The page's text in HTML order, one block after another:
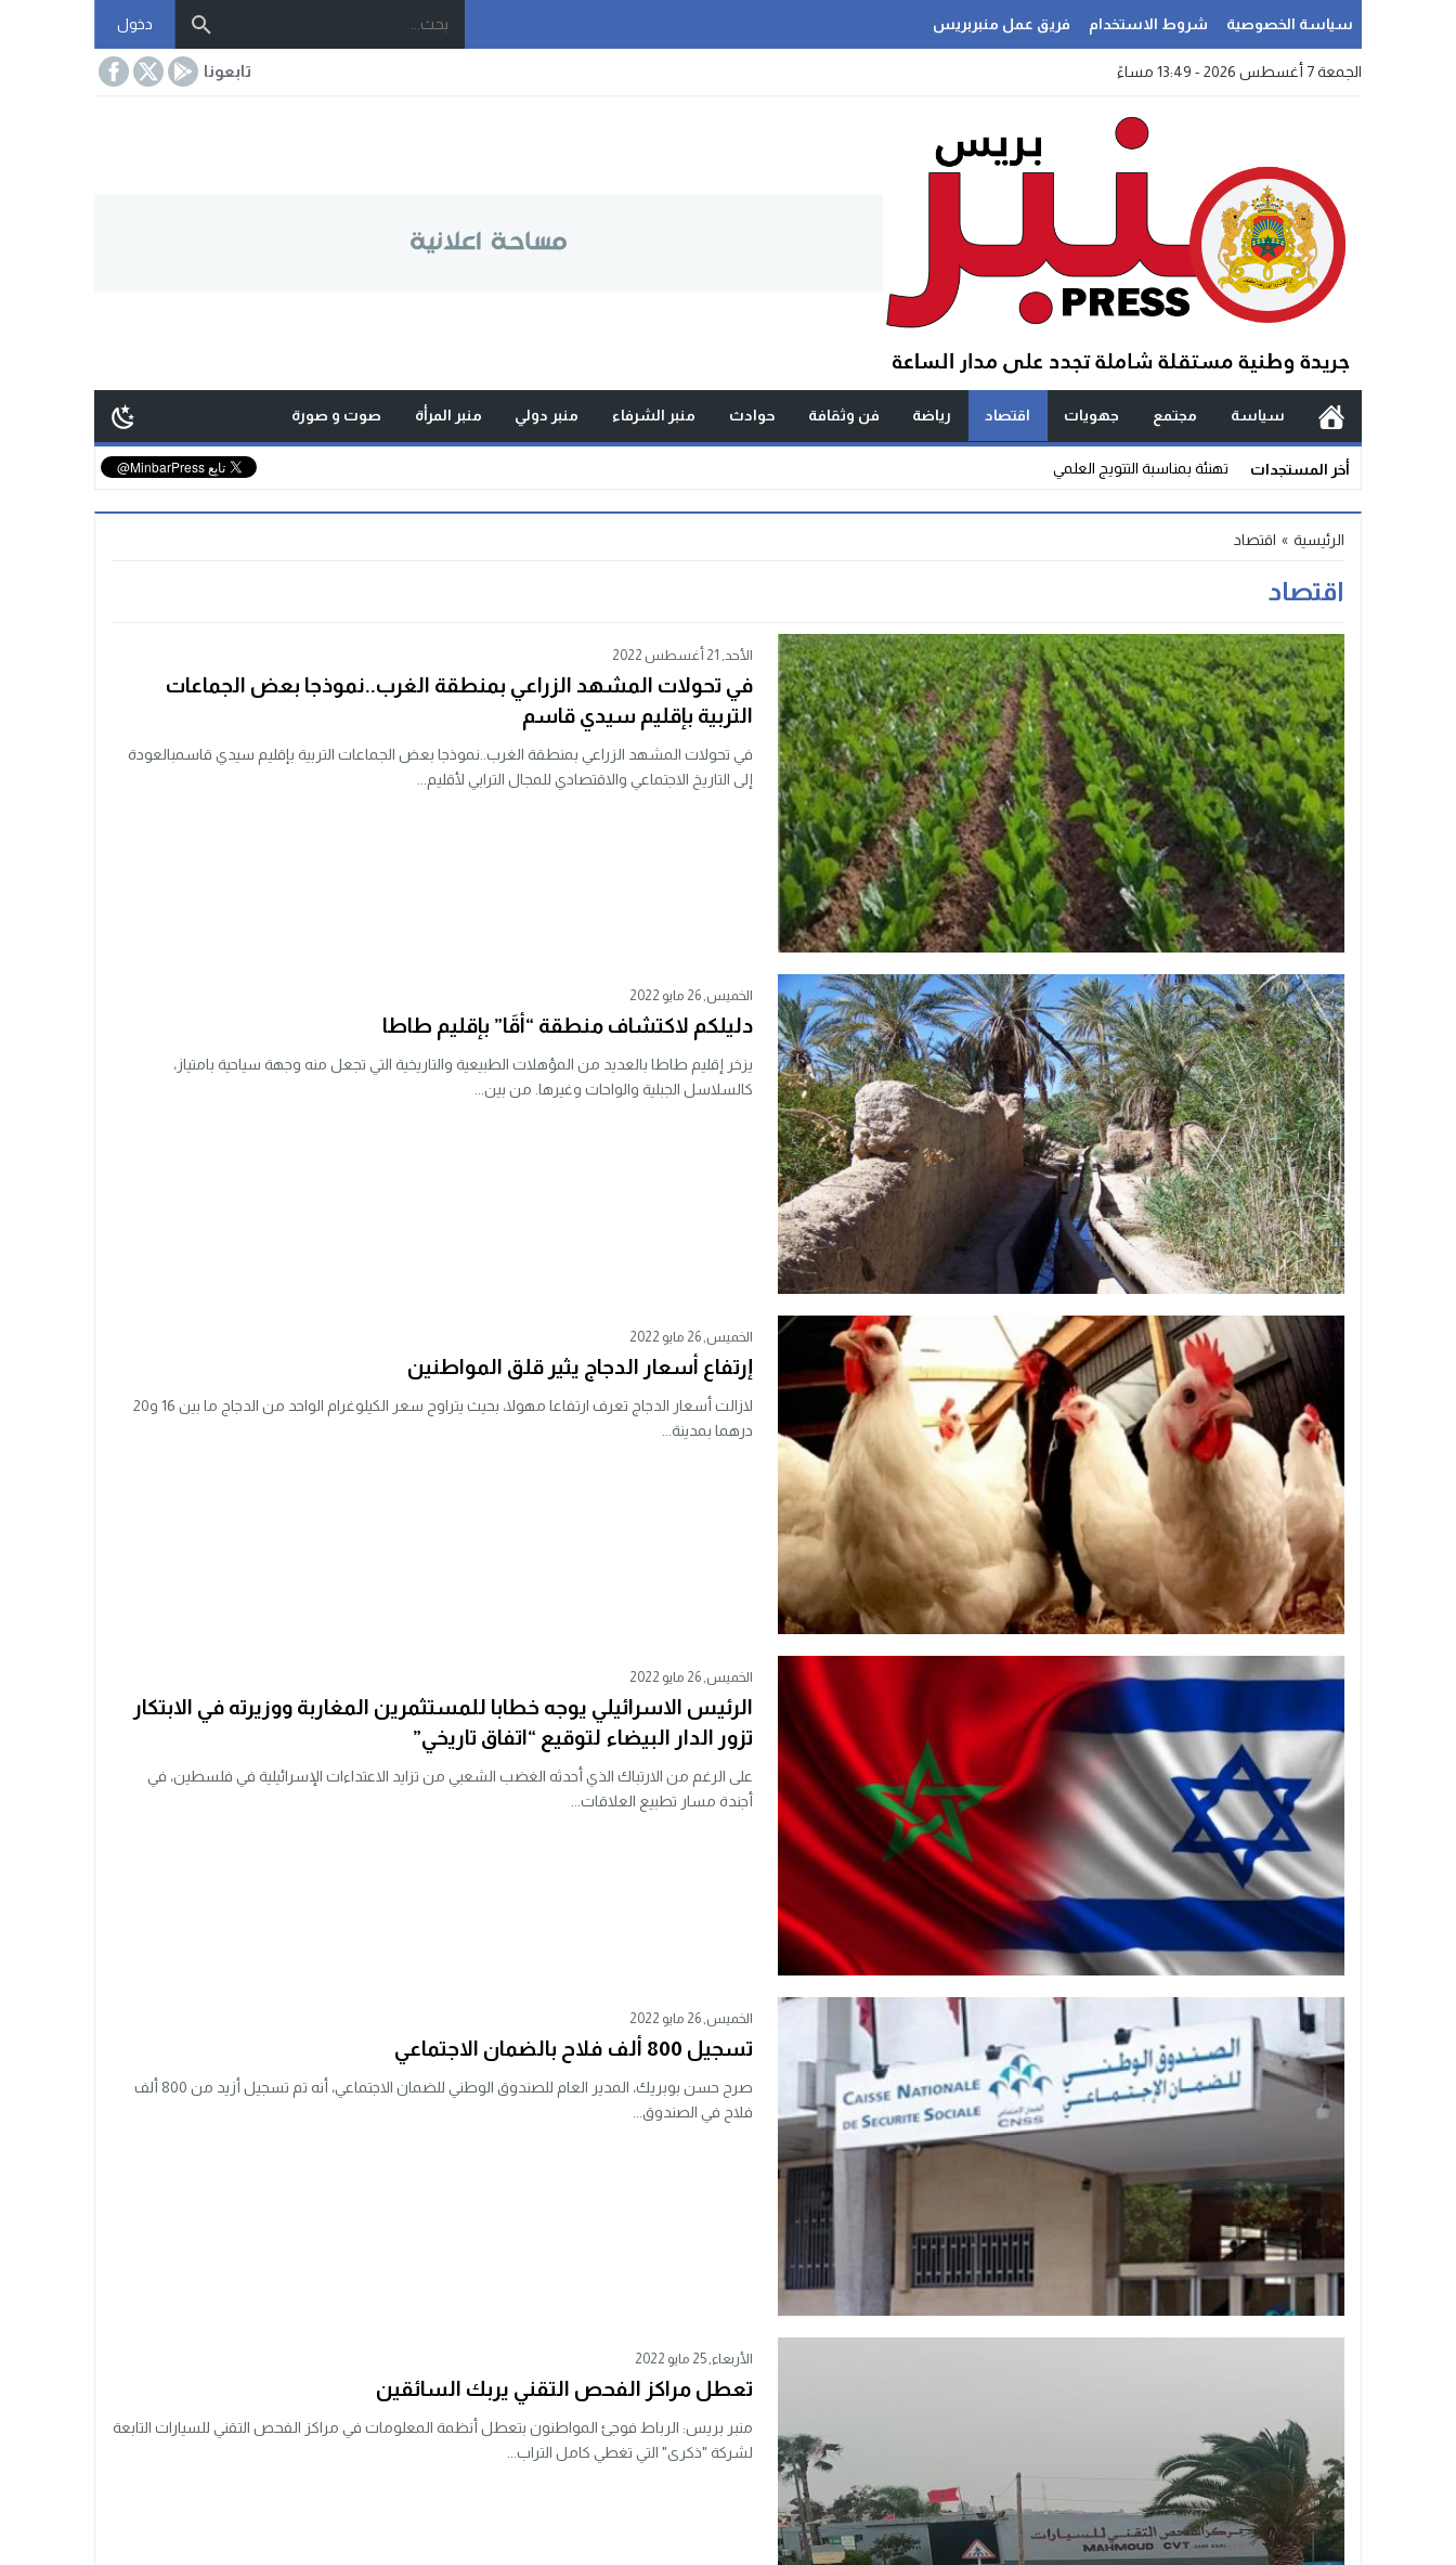
سياسة الخصوصية شروط الاستخدام فريق عمل منبربريس دخول
الجمعة 7 أغسطس 2026 - 13:49 مساءً تابعونا
سياسة مجتمع جهويات اقتصاد رياضة فن وثقافة حوادث منبر الشرفاء منبر دولي منبر المرأة صوت و صورة
أخر المستجدات سؤال آني: حول _
Stop
الرئيسية » اقتصاد
اقتصاد
الأحد, 21 أغسطس 2022
في تحولات المشهد الزراعي بمنطقة الغرب..نموذجا بعض الجماعات
التربية بإقليم سيدي قاسم
في تحولات المشهد الزراعي بمنطقة الغرب..نموذجا بعض الجماعات التربية بإقليم سيدي قاسمبالعودة
إلى التاريخ الاجتماعي والاقتصادي للمجال الترابي لأقليم...
الخميس, 26 مايو 2022
دليلكم لاكتشاف منطقة “أقَا” بإقليم طاطا
يزخر إقليم طاطا بالعديد من المؤهلات الطبيعية والتاريخية التي تجعل منه وجهة سياحية بامتياز،
كالسلاسل الجبلية والواحات وغيرها. من بين...
الخميس, 26 مايو 2022
إرتفاع أسعار الدجاج يثير قلق المواطنين
لازالت أسعار الدجاج تعرف ارتفاعا مهولا، بحيث يتراوح سعر الكيلوغرام الواحد من الدجاج ما بين 16 و20
درهما بمدينة...
الخميس, 26 مايو 2022
الرئيس الاسرائيلي يوجه خطابا للمستثمرين المغاربة ووزيرته في الابتكار
تزور الدار البيضاء لتوقيع “اتفاق تاريخي”
على الرغم من الارتباك الذي أحدثه الغضب الشعبي من تزايد الاعتداءات الإسرائيلية في فلسطين، في
أجندة مسار تطبيع العلاقات...
الخميس, 26 مايو 2022
تسجيل 800 ألف فلاح بالضمان الاجتماعي
صرح حسن بوبريك، المدير العام للصندوق الوطني للضمان الاجتماعي، أنه تم تسجيل أزيد من 800 ألف
فلاح في الصندوق...
الأربعاء, 25 مايو 2022
تعطل مراكز الفحص التقني يربك السائقين
منبر بريس: الرباط فوجئ المواطنون بتعطل أنظمة المعلومات في مراكز الفحص التقني للسيارات التابعة
لشركة "ذكرى" التي تغطي كامل التراب...